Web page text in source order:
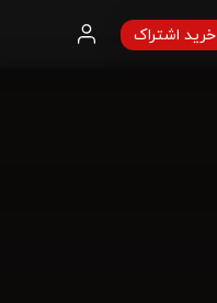
خرید اشتراک